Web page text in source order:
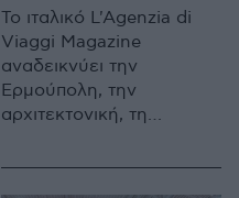
Το ιταλικό L'Agenzia di
Viaggi Magazine
αναδεικνύει την
Ερμούπολη, την
αρχιτεκτονική, τη
μοντέλο βιώσιμης